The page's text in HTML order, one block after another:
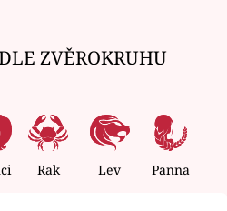
ZVĚROKRUHU
Rak Lev Panna